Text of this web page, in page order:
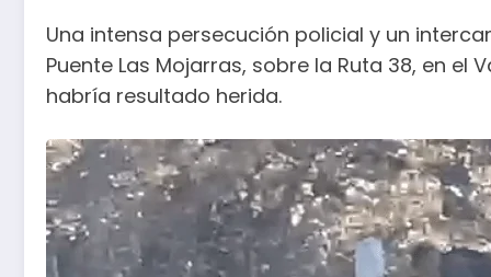
Una intensa persecución policial y un
Puente Las Mojarras, sobre la Ruta 38, en
habría resultado herida.